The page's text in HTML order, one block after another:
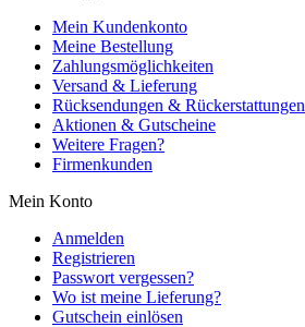
Mein Kundenkonto
Meine Bestellung
Zahlungsmöglichkeiten
Versand & Lieferung
Rücksendungen & Rückerstattungen
Aktionen & Gutscheine
Weitere Fragen?
Firmenkunden
Mein Konto
Anmelden
Registrieren
Passwort vergessen?
Wo ist meine Lieferung?
Gutschein einlösen